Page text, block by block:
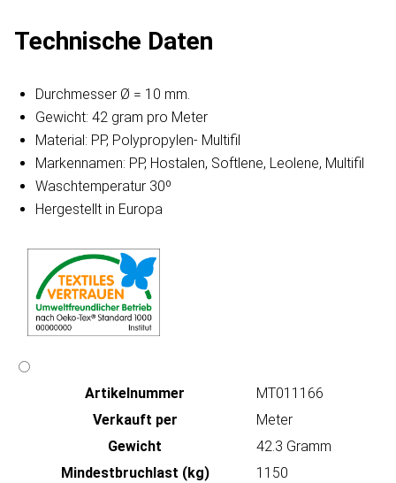
Technische Daten
Durchmesser Ø = 10 mm.
Gewicht: 42 gram pro Meter
Material: PP, Polypropylen- Multifil
Markennamen: PP, Hostalen, Softlene, Leolene, Multifil
Waschtemperatur 30º
Hergestellt in Europa
Artikeln‌ummer
MT011166
Verkauft per
Meter
Gewicht
42.3 Gramm
Mindestbruchlast (kg)
1150